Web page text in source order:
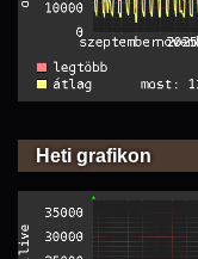
Heti grafikon